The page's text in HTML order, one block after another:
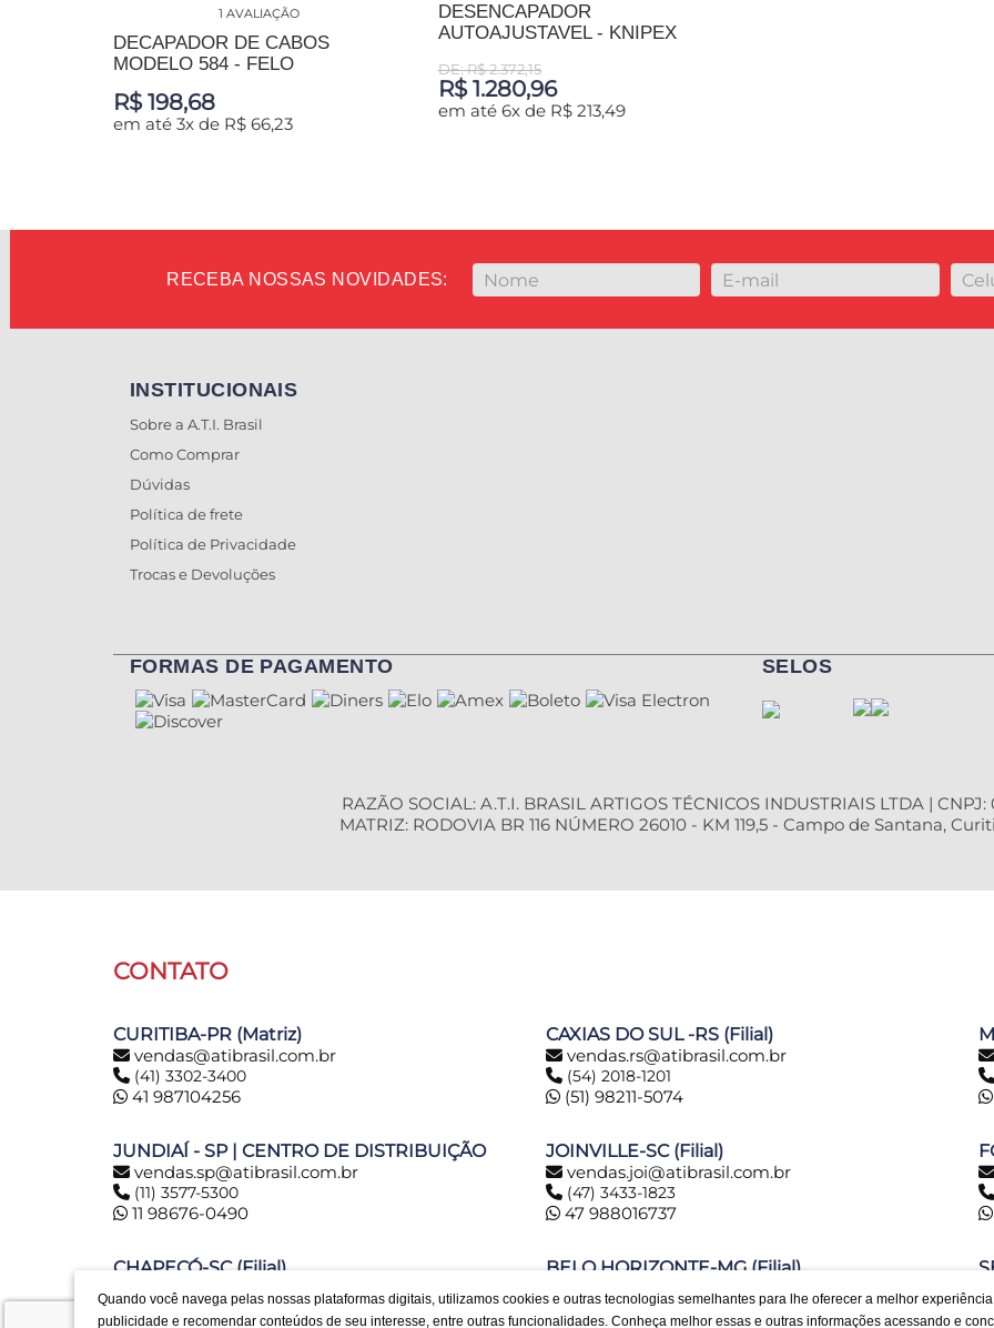
Quando você navega pelas nossas plataformas digitais, utilizamos cookies e outras tecnologias semelhantes para lhe oferecer a melhor
publicidade e recomendar conteúdos de seu interesse, entre outras funcionalidades. Conheça melhor essas e outras informações acessando e
1 AVALIAÇÃO
DECAPADOR DE CABOS
MODELO 584 - FELO
R$ 198,68
em até 3x de R$ 66,23
DESENCAPADOR
AUTOAJUSTAVEL - KNIPEX
DE: R$ 2.372,15
R$ 1.280,96
em até 6x de R$ 213,49
RECEBA NOSSAS NOVIDADES:
INSTITUCIONAIS
Sobre a A.T.I. Brasil
Como Comprar
Dúvidas
Política de frete
Política de Privacidade
Trocas e Devoluções
FORMAS DE PAGAMENTO SELOS
RAZÃO SOCIAL: A.T.I. BRASIL ARTIGOS TÉCNICOS INDUSTRIAIS LTDA |
MATRIZ: RODOVIA BR 116 NÚMERO 26010 - KM 119,5 - Campo de Santana,
CONTATO
CURITIBA-PR (Matriz)
vendas@atibrasil.com.br
(41) 3302-3400
41 987104256
CAXIAS DO SUL -RS (Filial)
vendas.rs@atibrasil.com.br
(54) 2018-1201
(51) 98211-5074
JUNDIAÍ - SP | CENTRO DE DISTRIBUIÇÃO
vendas.sp@atibrasil.com.br
(11) 3577-5300
11 98676-0490
JOINVILLE-SC (Filial)
vendas.joi@atibrasil.com.br
(47) 3433-1823
47 988016737
CHAPECÓ-SC (Filial)
vendas.chapeco@atibrasil.com.br
(49) 3331-7000
BELO HORIZONTE-MG (Filial)
vendas.bh@atibrasil.com.br
(31) 2516-6974